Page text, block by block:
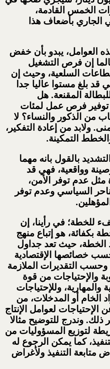
الخمس القادمة،
الجاري بأضعاف هذا
يبدو بأن خفض
به، طالما إن فرص التشغيل
السلعية، وحيث إن
بلغ مستوا عاليا جدا
المقنعة. هل
فرص عمل لمئات
من الذكور والنساء؟ لا
ولابد من إعادة التفكير،
التمكينة.
بانه مهما
وواقعية، فهي قد
مثل عدم توفر الأمن،
السياسي وعدم توفر
للخطة؛ في رأينا، إن
بكفائة، هو إتباع منهج
حيث تعد جداول
خصائصها الإقتصادية
وحسب التقديرات الملازمة
والإحتياجات من قوة
والمهارية، وللإحتياجات
الخام أو المدخلات، من
الإحتياجات لعوامل الإنتاج
ذلك. وندرج للتوضيح مثالا
لتوزيع المسؤوليات من
كما يمكن الرجوع له
متابعة التنفيذ ولأغراض